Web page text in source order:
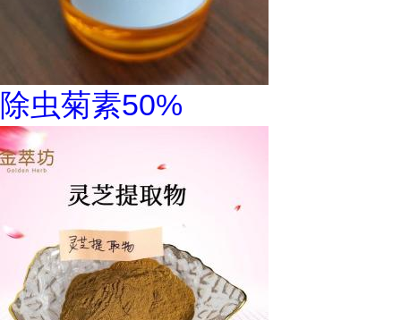
除虫菊素50%